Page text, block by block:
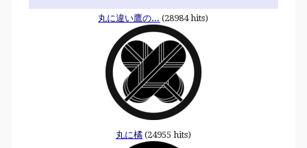
丸に違い鷹の... (28984 hits)
丸に橘(24955 hits)